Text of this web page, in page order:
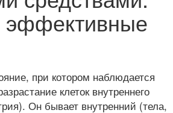
эффективные
при котором наблюдается
клеток внутреннего
Он бывает внутренний (тела,